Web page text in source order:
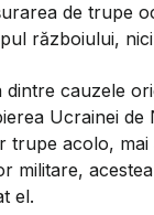
de trupe
războiului,
dintre cauzele
Ucrainei de
trupe acolo, mai
militare,
el.